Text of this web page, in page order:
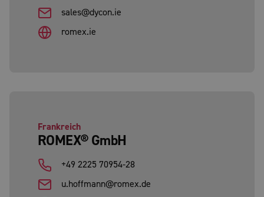
sales@dycon.ie
romex.ie
Frankreich
ROMEX® GmbH
+49 2225 70954-28
u.hoffmann@romex.de